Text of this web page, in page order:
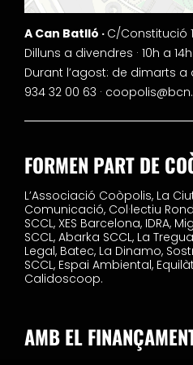
A Can Batlló · C/Constitució
Dilluns a divendres · 10h a 14h
Durant l’agost: de dimarts a
934 32 00 63 ·
FORMEN PART DE
L’Associació Coòpolis, La
Comunicació, Col·lectiu
SCCL, XES Barcelona, IDRA,
SCCL, Abarka SCCL, La
Legal, Batec, La Dinamo,
SCCL, Espai Ambiental,
Calidoscoop.
AMB EL